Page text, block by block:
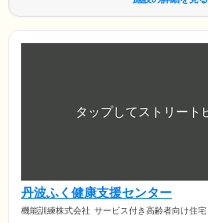
丹波ふく健康支援センター
機能訓練株式会社 サービス付き高齢者向け住宅